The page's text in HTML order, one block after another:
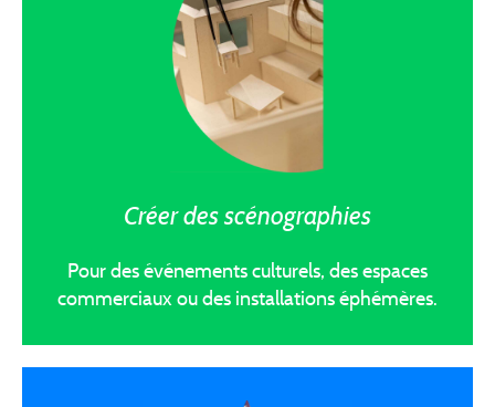
Créer des scénographies
Pour des événements culturels, des espaces
commerciaux ou des installations éphémères.